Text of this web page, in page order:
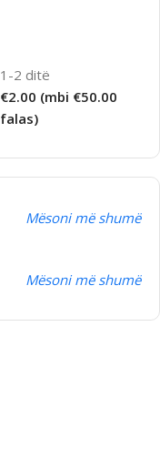
1-2 ditë
€2.00 (mbi €50.00
falas)
Mësoni më shumë
Mësoni më shumë